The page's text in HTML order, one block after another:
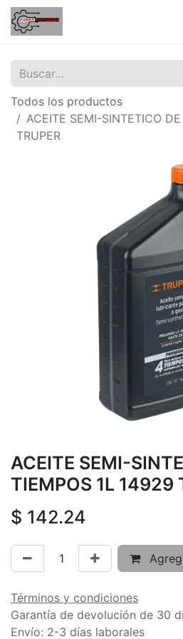
Todos los productos
ACEITE SEMI-SINTETICO
TRUPER
ACEITE SEMI-
TIEMPOS 1L 14929
$ 142.24
Términos y condiciones
Garantía de devolución de 30
Envío: 2-3 días laborales